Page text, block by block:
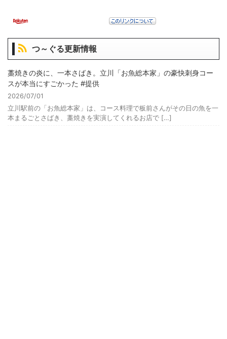
つ～ぐる更新情報
藁焼きの炎に、一本さばき。立川「お魚総本家」の豪快刺身コー
スが本当にすごかった #提供
2026/07/01
立川駅前の「お魚総本家」は、コース料理で板前さんがその日の魚を一
本まるごとさばき、藁焼きを実演してくれるお店で […]